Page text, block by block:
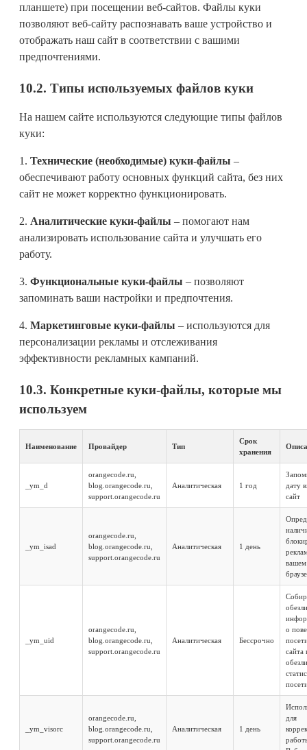
планшете) при посещении веб-сайтов. Файлы куки
позволяют веб-сайту распознавать ваше устройство и
отображать наш сайт в соответствии с вашими
предпочтениями.
10.2. Типы используемых файлов куки
На нашем сайте используются следующие типы файлов
куки:
1. Технические (необходимые) куки-файлы –
обеспечивают работу основных функций сайта, без них
сайт не может корректно функционировать.
2. Аналитические куки-файлы – помогают нам
анализировать использование сайта и улучшать его
работу.
3. Функциональные куки-файлы – позволяют
запоминать ваши настройки и предпочтения.
4. Маркетинговые куки-файлы – используются для
персонализации рекламы и отслеживания
эффективности рекламных кампаний.
10.3. Конкретные куки-файлы, которые мы
используем
Наименование Провайдер Тип
Срок
хранения
_ym_d
orangecode.ru,
blog.orangecode.ru,
support.orangecode.ru
Аналитическая 1 год
дату
сайт
_ym_isad
orangecode.ru,
blog.orangecode.ru,
support.orangecode.ru
Аналитическая 1 день
вашем
_ym_uid
orangecode.ru,
blog.orangecode.ru,
support.orangecode.ru
Аналитическая Бессрочно
о
сайта
_ym_visorc
orangecode.ru,
blog.orangecode.ru,
support.orangecode.ru
Аналитическая 1 день
для